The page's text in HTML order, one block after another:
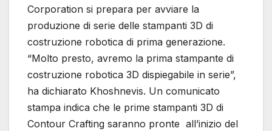
Corporation si prepara per avviare la
produzione di serie delle stampanti 3D di
costruzione robotica di prima generazione.
“Molto presto, avremo la prima stampante di
costruzione robotica 3D dispiegabile in serie”,
ha dichiarato Khoshnevis. Un comunicato
stampa indica che le prime stampanti 3D di
Contour Crafting saranno pronte all’inizio del